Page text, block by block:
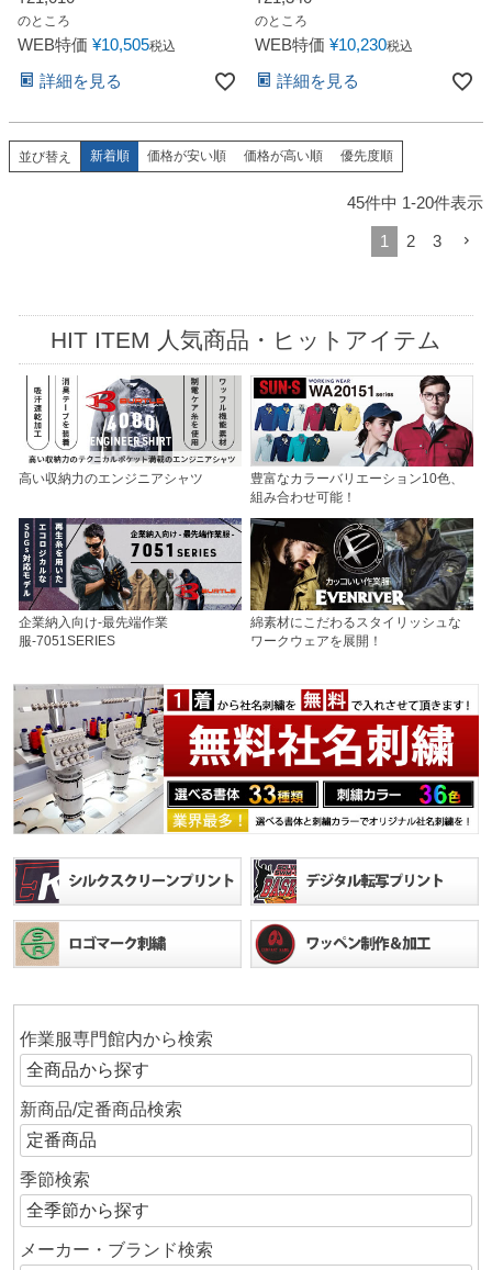
のところ
WEB特価 ¥10,505税込
詳細を見る
のところ
WEB特価 ¥10,230税込
詳細を見る
並び替え 新着順 価格が安い順 価格が高い順 優先度順
45件中 1-20件表示
1 2 3
HIT ITEM 人気商品・ヒットアイテム
高い収納力のエンジニアシャツ
豊富なカラーバリエーション10色、
組み合わせ可能！
企業納入向け-最先端作業
服-7051SERIES
綿素材にこだわるスタイリッシュな
ワークウェアを展開！
作業服専門館内から検索
新商品/定番商品検索
季節検索
メーカー・ブランド検索